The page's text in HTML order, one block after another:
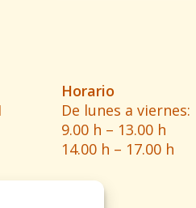
Horario
De lunes a viernes:
9.00 h – 13.00 h
14.00 h – 17.00 h